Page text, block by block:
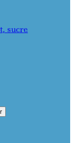
sucre